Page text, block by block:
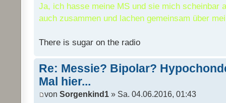
Ja, ich hasse meine MS und sie mich scheinbar
auch zusammen und lachen gemeinsam über
There is sugar on the radio
Re: Messie? Bipolar?
Mal hier...
von Sorgenkind1 » Sa. 04.06.2016, 01:43